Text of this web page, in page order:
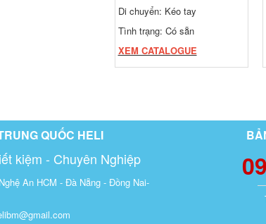
Di chuyển: Kéo tay
Tình trạng: Có sẵn
XEM CATALOGUE
QUỐC HELI
kiệm - Chuyên Nghiệp
An HCM - Đà Nẵng - Đồng Nai-